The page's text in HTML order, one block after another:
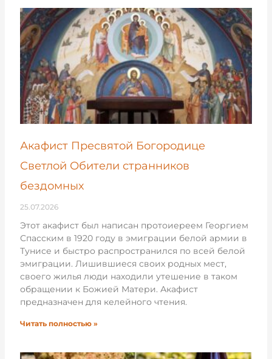
Акафист Пресвятой Богородице
Светлой Обители странников
бездомных
25.07.2026
Этот акафист был написан протоиереем Георгием
Спасским в 1920 году в эмиграции белой армии в
Тунисе и быстро распространился по всей белой
эмиграции. Лишившиеся своих родных мест,
своего жилья люди находили утешение в таком
обращении к Божией Матери. Акафист
предназначен для келейного чтения.
Читать полностью »